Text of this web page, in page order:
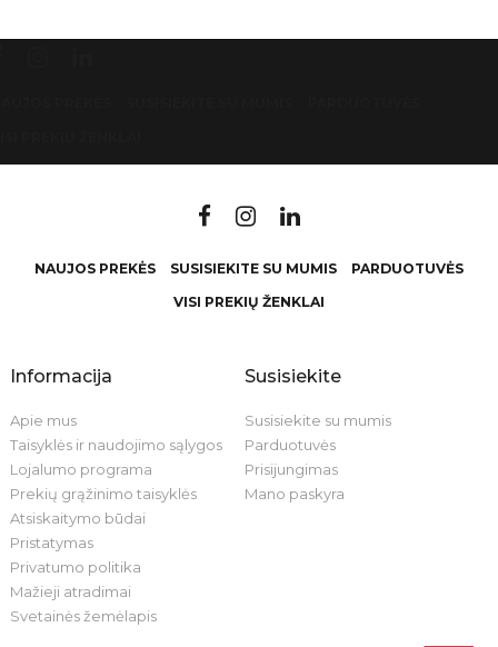
NAUJOS PREKĖS SUSISIEKITE SU MUMIS PARDUOTUVĖS
VISI PREKIŲ ŽENKLAI
Informacija
Apie mus
Taisyklės ir naudojimo sąlygos
Lojalumo programa
Prekių grąžinimo taisyklės
Atsiskaitymo būdai
Pristatymas
Privatumo politika
Mažieji atradimai
Svetainės žemėlapis
Susisiekite
Susisiekite su mumis
Parduotuvės
Prisijungimas
Mano paskyra